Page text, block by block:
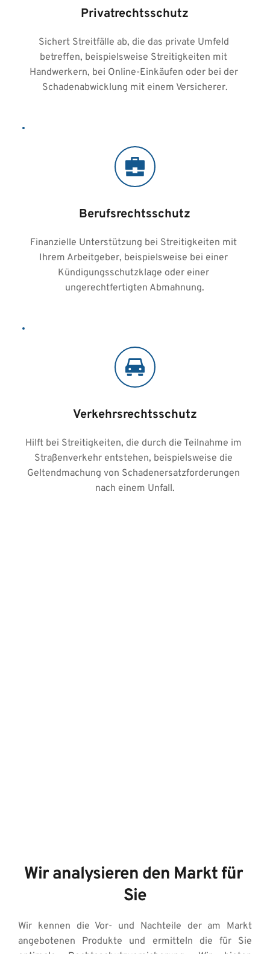
Privatrechtsschutz
Sichert Streitfälle ab, die das private Umfeld
betreffen, beispielsweise Streitigkeiten mit
Handwerkern, bei Online-Einkäufen oder bei der
Schadenabwicklung mit einem Versicherer.
Berufsrechtsschutz
Finanzielle Unterstützung bei Streitigkeiten mit
Ihrem Arbeitgeber, beispielsweise bei einer
Kündigungsschutzklage oder einer
ungerechtfertigten Abmahnung.
Verkehrsrechtsschutz
Hilft bei Streitigkeiten, die durch die Teilnahme im
Straßenverkehr entstehen, beispielsweise die
Geltendmachung von Schadenersatzforderungen
nach einem Unfall.
Wir analysieren den Markt für
Sie
Wir kennen die Vor- und Nachteile der am Markt
angebotenen Produkte und ermitteln die für Sie